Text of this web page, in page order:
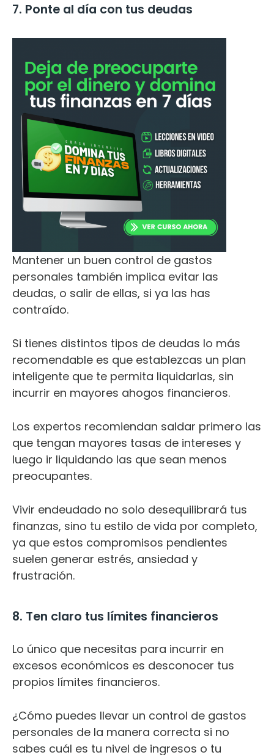
7. Ponte al día con tus deudas
Mantener un buen control de gastos
personales también implica evitar las
deudas, o salir de ellas, si ya las has
contraído.
Si tienes distintos tipos de deudas lo más
recomendable es que establezcas un plan
inteligente que te permita liquidarlas, sin
incurrir en mayores ahogos financieros.
Los expertos recomiendan saldar primero las
que tengan mayores tasas de intereses y
luego ir liquidando las que sean menos
preocupantes.
Vivir endeudado no solo desequilibrará tus
finanzas, sino tu estilo de vida por completo,
ya que estos compromisos pendientes
suelen generar estrés, ansiedad y
frustración.
8. Ten claro tus límites financieros
Lo único que necesitas para incurrir en
excesos económicos es desconocer tus
propios límites financieros.
¿Cómo puedes llevar un control de gastos
personales de la manera correcta si no
sabes cuál es tu nivel de ingresos o tu